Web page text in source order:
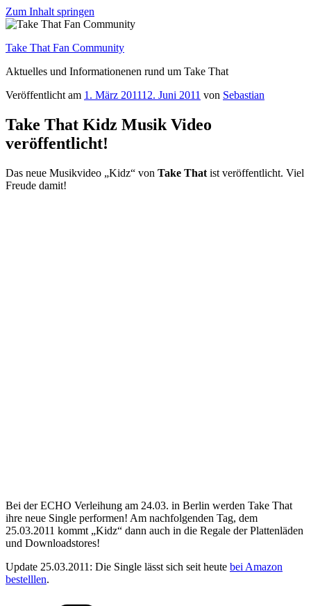
Zum Inhalt springen
Take That Fan Community
Aktuelles und Informationenen rund um Take That
Veröffentlicht am 1. März 201112. Juni 2011 von Sebastian
Take That Kidz Musik Video
veröffentlicht!
Das neue Musikvideo „Kidz“ von Take That ist veröffentlicht. Viel
Freude damit!
Bei der ECHO Verleihung am 24.03. in Berlin werden Take That
ihre neue Single performen! Am nachfolgenden Tag, dem
25.03.2011 kommt „Kidz“ dann auch in die Regale der Plattenläden
und Downloadstores!
Update 25.03.2011: Die Single lässt sich seit heute bei Amazon
bestelllen.